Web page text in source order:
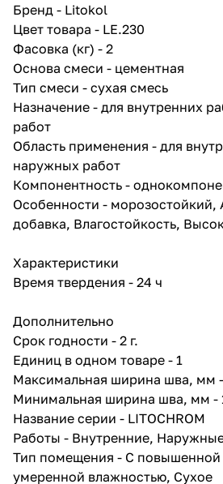
для межплиточных швов (G) с
улучшенными техническими
характеристиками (2) с
пониженным водопоглощением
(W) и с повышенной стойкостью
к истиранию (A), относится к
классу CG2 WA согласно
классификации ГОСТ Р 58271.
Преимущества:
• Увеличенная
эксплуатационная стойкость к
механическому воздействию,
деформационным и
истирающим нагрузкам
(интенсивные пешеходные
нагрузки, перемещение
• устойчивость к образованию
плесени и грибка;
• низкое водопоглощение шва;
температур;
• минимизированная усадка;
• стойкость цвета;
Область применения:
Затирка предназначена для
межплиточных швов шириной 1-
6 мм внутри и снаружи
помещений, при облицовке
стен и полов:
• жилых помещений (гостиные,
Бренд - Litokol
Цвет товара - LE.230
Фасовка (кг) - 2
Основа смеси - цементная
Тип смеси - сухая смесь
Назначение - для внутренних
работ
Область применения - для
наружных работ
Компонентность -
Особенности - морозостойкий,
добавка, Влагостойкость,
Характеристики
Время твердения - 24 ч
Дополнительно
Срок годности - 2 г.
Единиц в одном товаре - 1
Максимальная ширина шва, мм
Минимальная ширина шва, мм -
Название серии - LITOCHROM
Работы - Внутренние,
Тип помещения - С повышенной
умеренной влажностью, Сухое